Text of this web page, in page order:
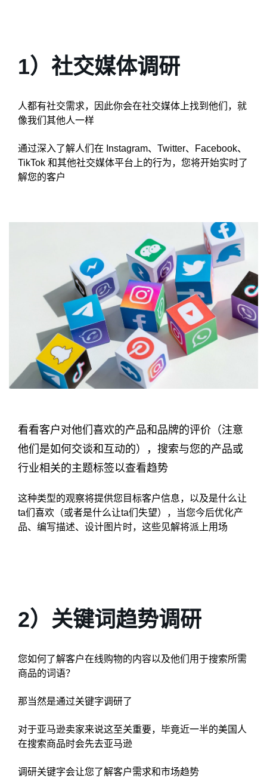
1）社交媒体调研
人都有社交需求，因此你会在社交媒体上找到他们，就
像我们其他人一样
通过深入了解人们在 Instagram、Twitter、Facebook、
TikTok 和其他社交媒体平台上的行为，您将开始实时了
解您的客户
看看客户对他们喜欢的产品和品牌的评价（注意
他们是如何交谈和互动的），搜索与您的产品或
行业相关的主题标签以查看趋势
这种类型的观察将提供您目标客户信息，以及是什么让
ta们喜欢（或者是什么让ta们失望），当您今后优化产
品、编写描述、设计图片时，这些见解将派上用场
2）关键词趋势调研
您如何了解客户在线购物的内容以及他们用于搜索所需
商品的词语？
那当然是通过关键字调研了
对于亚马逊卖家来说这至关重要，毕竟近一半的美国人
在搜索商品时会先去亚马逊
调研关键字会让您了解客户需求和市场趋势